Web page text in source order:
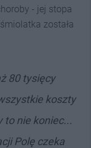
- jej stopa
została
80 tysięcy
koszty
nie koniec...
Polę czeka